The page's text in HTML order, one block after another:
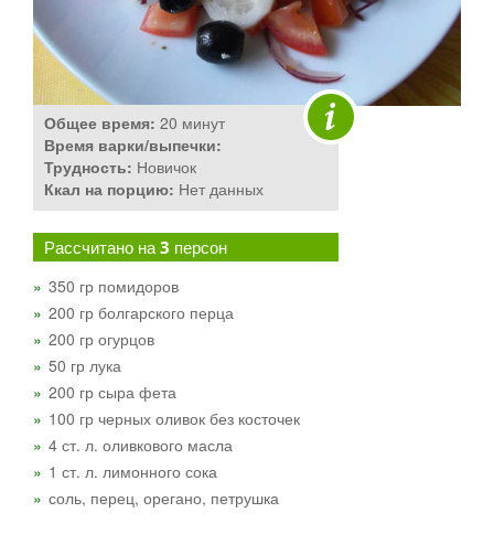
Общее время: 20 минут
Время варки/выпечки:
Трудность: Новичок
Ккал на порцию: Нет данных
Рассчитано на 3 персон
350 гр помидоров
200 гр болгарского перца
200 гр огурцов
50 гр лука
200 гр сыра фета
100 гр черных оливок без косточек
4 ст. л. оливкового масла
1 ст. л. лимонного сока
соль, перец, орегано, петрушка